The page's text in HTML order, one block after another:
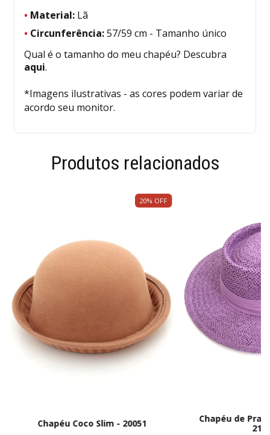
• Material: Lã
• Circunferência:57/59 cm - Tamanho único
Qual é o tamanho do meu chapéu? Descubra
aqui.
*Imagens ilustrativas - as cores podem variar de
acordo seu monitor.
Produtos relacionados
20% OFF
Chapéu Coco Slim - 20051
Chapéu de